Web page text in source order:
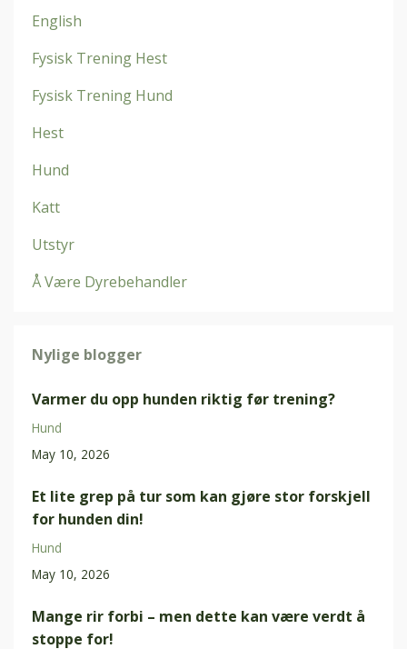
English
Fysisk Trening Hest
Fysisk Trening Hund
Hest
Hund
Katt
Utstyr
Å Være Dyrebehandler
Nylige blogger
Varmer du opp hunden riktig før trening?
Hund
May 10, 2026
Et lite grep på tur som kan gjøre stor forskjell
for hunden din!
Hund
May 10, 2026
Mange rir forbi – men dette kan være verdt å
stoppe for!